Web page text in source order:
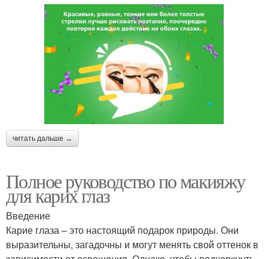
читать дальше →
Полное руководство по макияжу
для карих глаз
Введение
Карие глаза – это настоящий подарок природы. Они
выразительны, загадочны и могут менять свой оттенок в